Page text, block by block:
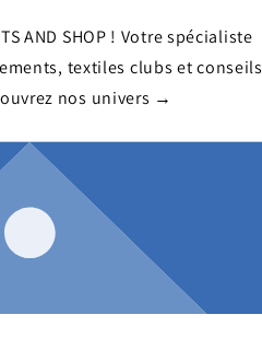
AND SHOP ! Votre spécialiste
textiles clubs et conseils
nos univers →